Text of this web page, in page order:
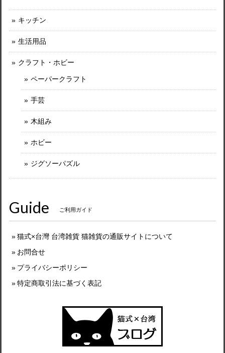
キッチン
生活用品
クラフト・ホビー
ペーパークラフト
手芸
木組み
ホビー
ジグソーパズル
Guide ご利用ガイド
猫式×台灣 台湾雑貨 猫雑貨の通販サイトについて
お問合せ
プライバシーポリシー
特定商取引法に基づく表記